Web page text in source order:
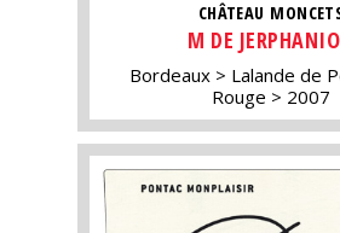
CHÂTEAU
M DE
Bordeaux
Lalande de
Rouge
2007